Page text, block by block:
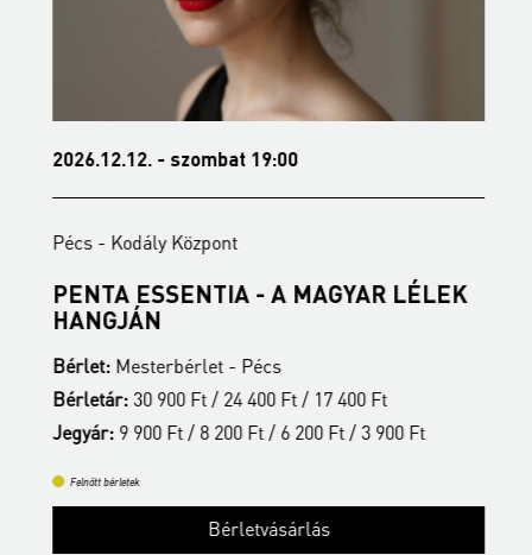
2026.12.12. - szombat 19:00
Pécs - Kodály Központ
PENTA ESSENTIA - A MAGYAR LÉLEK
HANGJÁN
Bérlet:Mesterbérlet - Pécs
Bérletár:30 900 Ft / 24 400 Ft / 17 400 Ft
Jegyár:9 900 Ft / 8 200 Ft / 6 200 Ft / 3 900 Ft
Felnőtt bérletek
Bérletvásárlás